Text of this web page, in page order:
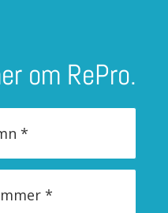
om RePro.